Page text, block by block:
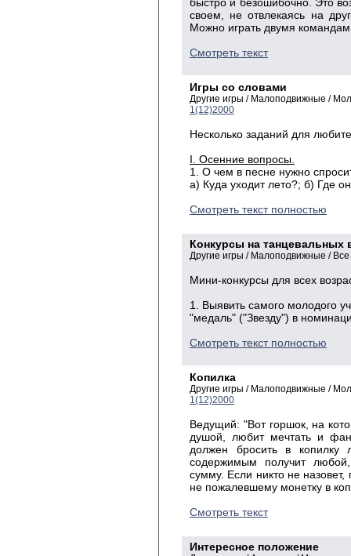
своем, не отвлекаясь на
Можно играть двумя
Смотреть текст
Игры со словами
Другие игры / Малоподвижные /
1(12)2000
Несколько заданий для
I. Осенние вопросы.
1. О чем в песне нужно
а) Куда уходит лето?; б) Где
Смотреть текст полностью
Конкурсы на танцевальных
Другие игры / Малоподвижные /
Мини-конкурсы для всех
1. Выявить самого молодого
"медаль" ("Звезду") в
Смотреть текст полностью
Копилка
Другие игры / Малоподвижные /
1(12)2000
Ведущий: "Вот горшок, на
душой, любит мечтать и
должен бросить в
содержимым получит
сумму. Если никто не
не пожалевшему монетку в
Смотреть текст
Интересное положение